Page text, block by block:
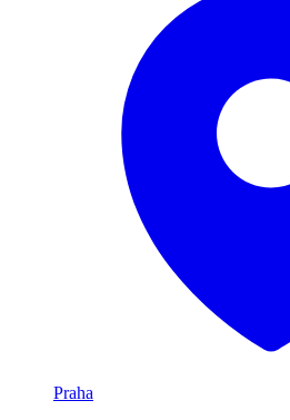
Praha